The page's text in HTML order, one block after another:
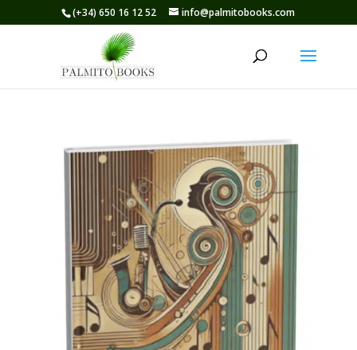
(+34) 650 16 12 52 info@palmitobooks.com